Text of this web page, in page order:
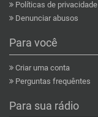
Políticas de privacidade
Denunciar abusos
Para você
Criar uma conta
Perguntas frequêntes
Para sua rádio